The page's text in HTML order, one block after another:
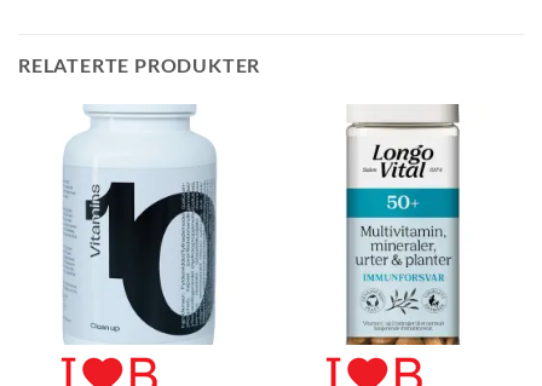
RELATERTE PRODUKTER